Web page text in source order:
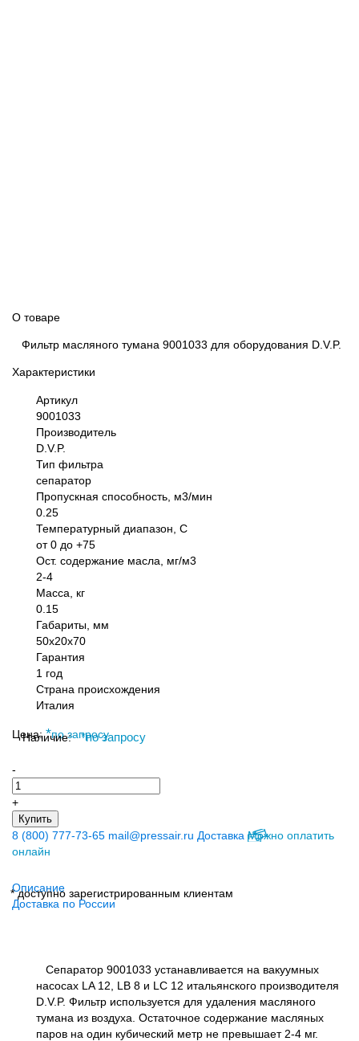
О товаре
Фильтр масляного тумана 9001033 для оборудования D.V.P.
Характеристики
Артикул
9001033
Производитель
D.V.P.
Тип фильтра
сепаратор
Пропускная способность, м3/мин
0.25
Температурный диапазон, С
от 0 до +75
Ост. содержание масла, мг/м3
2-4
Масса, кг
0.15
Габариты, мм
50x20x70
Гарантия
1 год
Страна происхождения
Италия
Цена: *по запросу
Наличие: *по запросу
-
+
Купить
8 (800) 777-73-65 mail@pressair.ru Доставка Можно оплатить
онлайн
* доступно зарегистрированным клиентам
Описание
Доставка по России
Сепаратор 9001033 устанавливается на вакуумных
насосах LA 12, LB 8 и LC 12 итальянского производителя
D.V.P. Фильтр используется для удаления масляного
тумана из воздуха. Остаточное содержание масляных
паров на один кубический метр не превышает 2-4 мг.